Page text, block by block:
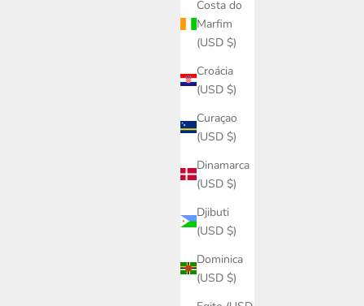
Costa do
Marfim
(USD $)
Croácia
(USD $)
Curaçao
(USD $)
Dinamarca
(USD $)
Djibuti
(USD $)
Dominica
(USD $)